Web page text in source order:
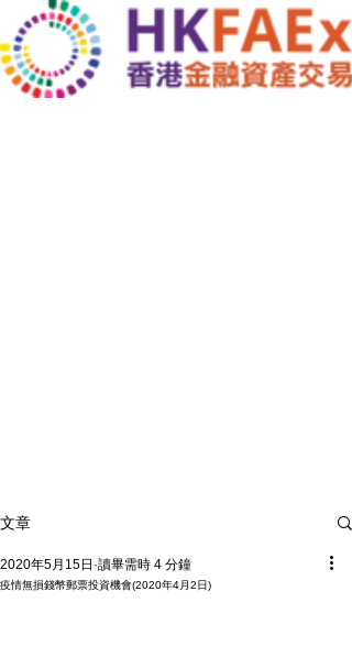
文章
疫情無損錢幣郵票投資機會(2020年4月2日)
2020年5月15日 讀畢需時 4 分鐘